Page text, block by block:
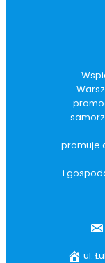
promuje
i
ul.